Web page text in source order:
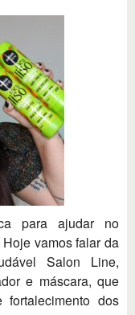
para ajudar no
vamos falar da
Salon Line,
e máscara, que
dos